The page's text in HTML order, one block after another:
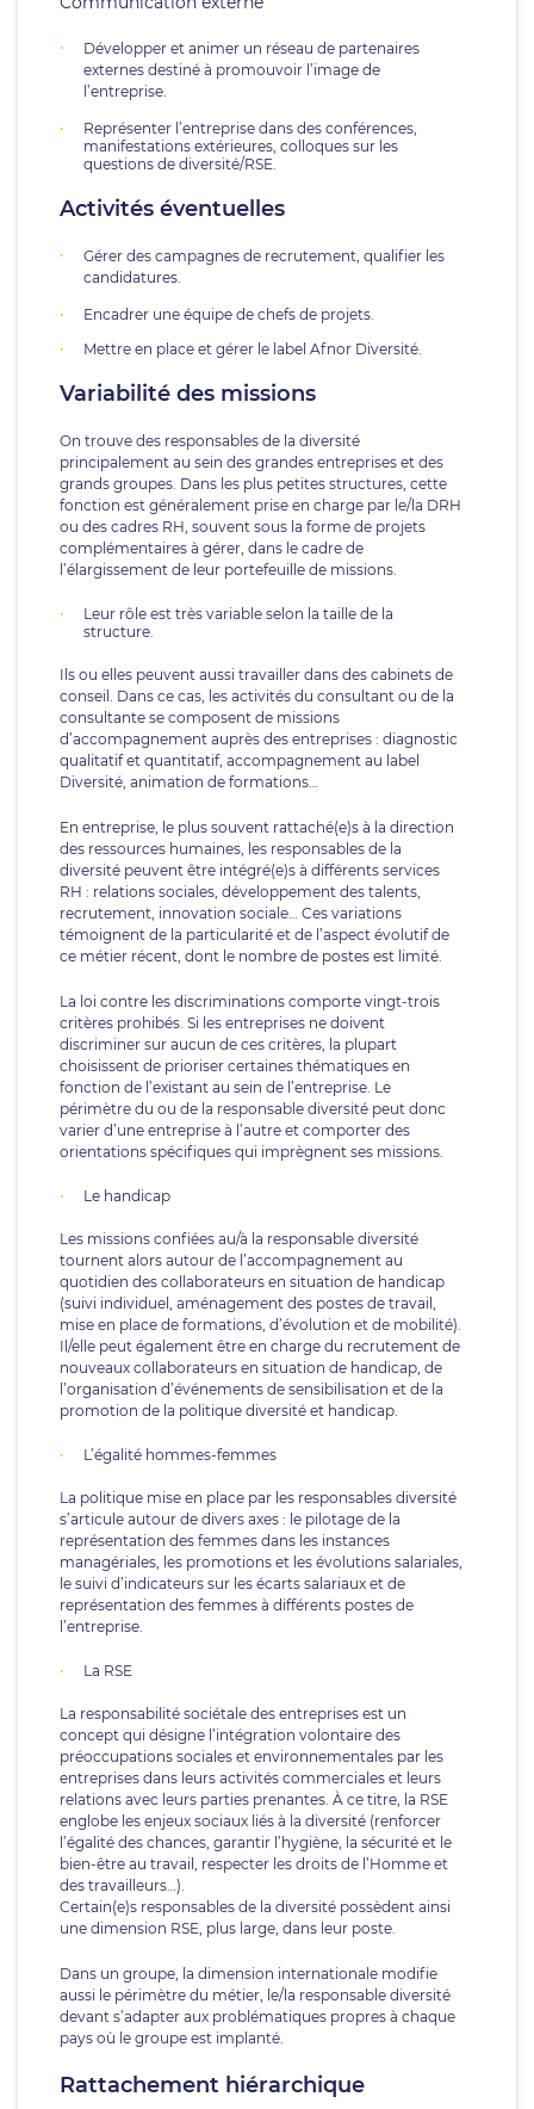
Développer et animer un réseau de partenaires
externes destiné à promouvoir l’image de
l’entreprise.
Représenter l’entreprise dans des conférences,
manifestations extérieures, colloques sur les
questions de diversité/RSE.
Activités éventuelles
Gérer des campagnes de recrutement, qualifier les
candidatures.
Encadrer une équipe de chefs de projets.
Mettre en place et gérer le label Afnor Diversité.
Variabilité des missions
On trouve des responsables de la diversité
principalement au sein des grandes entreprises et des
grands groupes. Dans les plus petites structures, cette
fonction est généralement prise en charge par le/la DRH
ou des cadres RH, souvent sous la forme de projets
complémentaires à gérer, dans le cadre de
l’élargissement de leur portefeuille de missions.
Leur rôle est très variable selon la taille de la
structure.
Ils ou elles peuvent aussi travailler dans des cabinets de
conseil. Dans ce cas, les activités du consultant ou de la
consultante se composent de missions
d’accompagnement auprès des entreprises : diagnostic
qualitatif et quantitatif, accompagnement au label
Diversité, animation de formations…
En entreprise, le plus souvent rattaché(e)s à la direction
des ressources humaines, les responsables de la
diversité peuvent être intégré(e)s à différents services
RH : relations sociales, développement des talents,
recrutement, innovation sociale… Ces variations
témoignent de la particularité et de l’aspect évolutif de
ce métier récent, dont le nombre de postes est limité.
La loi contre les discriminations comporte vingt-trois
critères prohibés. Si les entreprises ne doivent
discriminer sur aucun de ces critères, la plupart
choisissent de prioriser certaines thématiques en
fonction de l’existant au sein de l’entreprise. Le
périmètre du ou de la responsable diversité peut donc
varier d’une entreprise à l’autre et comporter des
orientations spécifiques qui imprègnent ses missions.
Le handicap
Les missions confiées au/à la responsable diversité
tournent alors autour de l’accompagnement au
quotidien des collaborateurs en situation de handicap
(suivi individuel, aménagement des postes de travail,
mise en place de formations, d’évolution et de mobilité).
Il/elle peut également être en charge du recrutement de
nouveaux collaborateurs en situation de handicap, de
l’organisation d’événements de sensibilisation et de la
promotion de la politique diversité et handicap.
L’égalité hommes-femmes
La politique mise en place par les responsables diversité
s’articule autour de divers axes : le pilotage de la
représentation des femmes dans les instances
managériales, les promotions et les évolutions salariales,
le suivi d’indicateurs sur les écarts salariaux et de
représentation des femmes à différents postes de
l’entreprise.
La RSE
La responsabilité sociétale des entreprises est un
concept qui désigne l’intégration volontaire des
préoccupations sociales et environnementales par les
entreprises dans leurs activités commerciales et leurs
relations avec leurs parties prenantes. À ce titre, la RSE
englobe les enjeux sociaux liés à la diversité (renforcer
l’égalité des chances, garantir l’hygiène, la sécurité et le
bien-être au travail, respecter les droits de l’Homme et
des travailleurs…).
Certain(e)s responsables de la diversité possèdent ainsi
une dimension RSE, plus large, dans leur poste.
Dans un groupe, la dimension internationale modifie
aussi le périmètre du métier, le/la responsable diversité
devant s’adapter aux problématiques propres à chaque
pays où le groupe est implanté.
Rattachement hiérarchique